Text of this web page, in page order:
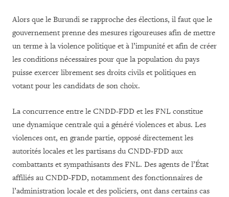
Alors que le Burundi se rapproche des élections, il faut que le
gouvernement prenne des mesures rigoureuses afin de mettre
un terme à la violence politique et à l’impunité et afin de créer
les conditions nécessaires pour que la population du pays
puisse exercer librement ses droits civils et politiques en
votant pour les candidats de son choix.
La concurrence entre le CNDD-FDD et les FNL constitue
une dynamique centrale qui a généré violences et abus. Les
violences ont, en grande partie, opposé directement les
autorités locales et les partisans du CNDD-FDD aux
combattants et sympathisants des FNL. Des agents de l’État
affiliés au CNDD-FDD, notamment des fonctionnaires de
l’administration locale et des policiers, ont dans certains cas